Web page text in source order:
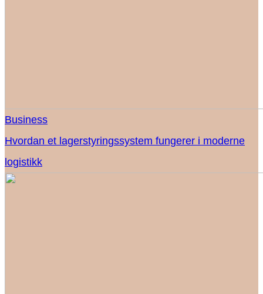
Business
Hvordan et lagerstyringssystem fungerer i moderne
logistikk